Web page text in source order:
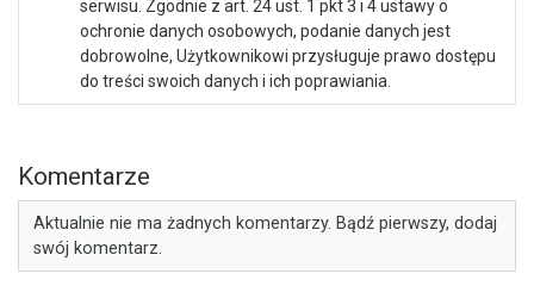
serwisu. Zgodnie z art. 24 ust. 1 pkt 3 i 4 ustawy o
ochronie danych osobowych, podanie danych jest
dobrowolne, Użytkownikowi przysługuje prawo dostępu
do treści swoich danych i ich poprawiania.
Komentarze
Aktualnie nie ma żadnych komentarzy. Bądź pierwszy, dodaj
swój komentarz.